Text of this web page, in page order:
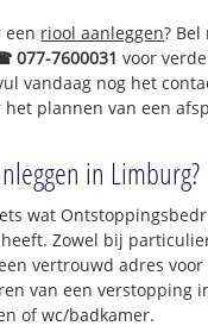
een riool aanleggen? Bel
077-7600031 voor
vandaag nog het
plannen van een
in Limburg?
wat
Zowel bij
vertrouwd adres voor
van een verstopping
of wc/badkamer.